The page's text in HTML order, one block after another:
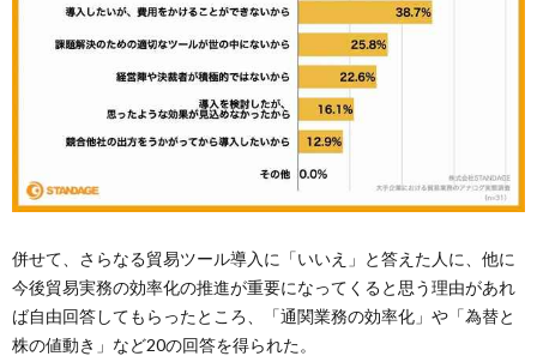
併せて、さらなる貿易ツール導入に「いいえ」と答えた人に、他に
今後貿易実務の効率化の推進が重要になってくると思う理由があれ
ば自由回答してもらったところ、「通関業務の効率化」や「為替と
株の値動き」など20の回答を得られた。